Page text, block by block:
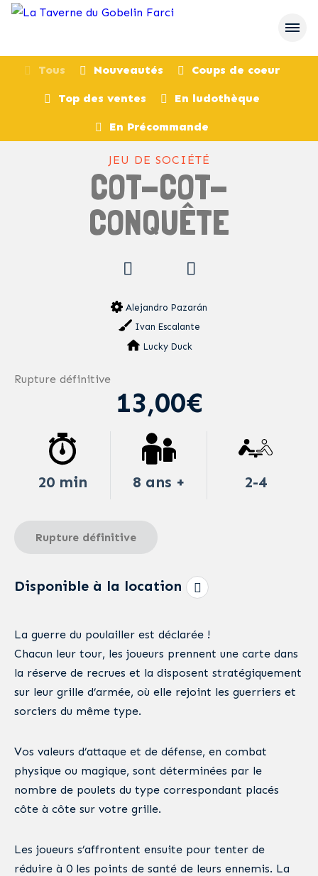
Tous Nouveautés Coups de coeur
Top des ventes En ludothèque
En Précommande
JEU DE SOCIÉTÉ
COT-COT-
CONQUÊTE
Alejandro Pazarán
Ivan Escalante
Lucky Duck
Rupture définitive
13,00€
20 min 8 ans + 2-4
Rupture définitive
Disponible à la location
La guerre du poulailler est déclarée !
Chacun leur tour, les joueurs prennent une carte dans
la réserve de recrues et la disposent stratégiquement
sur leur grille d’armée, où elle rejoint les guerriers et
sorciers du même type.
Vos valeurs d’attaque et de défense, en combat
physique ou magique, sont déterminées par le
nombre de poulets du type correspondant placés
côte à côte sur votre grille.
Les joueurs s’affrontent ensuite pour tenter de
réduire à 0 les points de santé de leurs ennemis. La